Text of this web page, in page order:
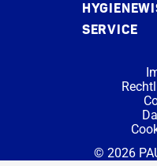
SERVICE
© 2026